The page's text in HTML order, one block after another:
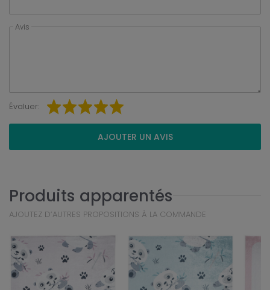
Avis
Évaluer:
AJOUTER UN AVIS
Produits apparentés
AJOUTEZ D’AUTRES PROPOSITIONS À LA COMMANDE